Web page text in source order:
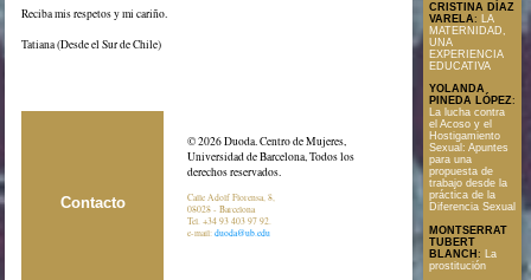
Reciba mis respetos y mi cariño.
Tatiana (Desde el Sur de Chile)
Contacto
© 2026 Duoda. Centro de Mujeres,
Universidad de Barcelona, Todos los
derechos reservados.
Calle Adolf Florensa, 8,
08028 - Barcelona
Tel. +34 93 403 97 92.
e-mail:duoda@ub.edu
CRISTINA DÍAZ
VARELA: LA
MATERNIDAD,
UNA
EXPERIENCIA
EDUCATIVA
YOLANDA
PINEDA LÓPEZ:
La lucha contra
el Acoso y el
Hostigamiento
Sexual: Apuntes
para una
propuesta de
trabajo desde la
práctica de la
Diferencia Sexual
MONTSERRAT
TUBERT
BLANCH :
La
prostitución